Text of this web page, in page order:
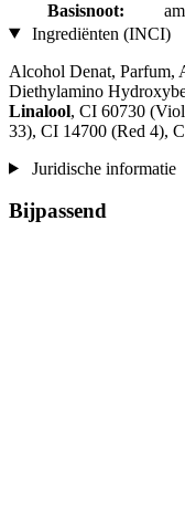
Basisnoot:
Ingrediënten (INCI)
Alcohol Denat, Parfum,
Diethylamino
Linalool, CI 60730
33), CI 14700 (Red 4),
Juridische informatie
Bijpassend